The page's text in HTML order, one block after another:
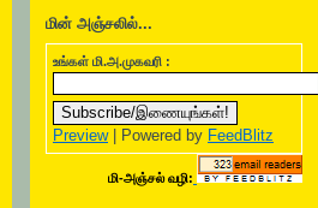
மின் அஞ்சலில்...
உங்கள் மி.அ.முகவரி :
Preview| Powered by FeedBlitz
மி-அஞ்சல் வழி: